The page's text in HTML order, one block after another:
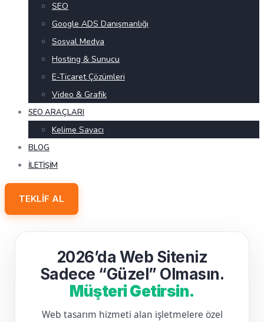
SEO
Google ADS Danışmanlığı
Sosyal Medya
Hosting & Sunucu
E-Ticaret Çözümleri
Video & Grafik
SEO ARAÇLARI
Kelime Sayacı
BLOG
İLETIŞIM
TEKLIF AL
2026’da Web Siteniz
Sadece “Güzel” Olmasın.
Müşteri Getirsin.
Web tasarım hizmeti alan işletmelere özel